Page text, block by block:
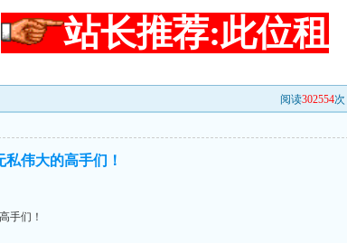
站长推荐:此位租
阅读302554次 |
伟大的高手们！
手们！